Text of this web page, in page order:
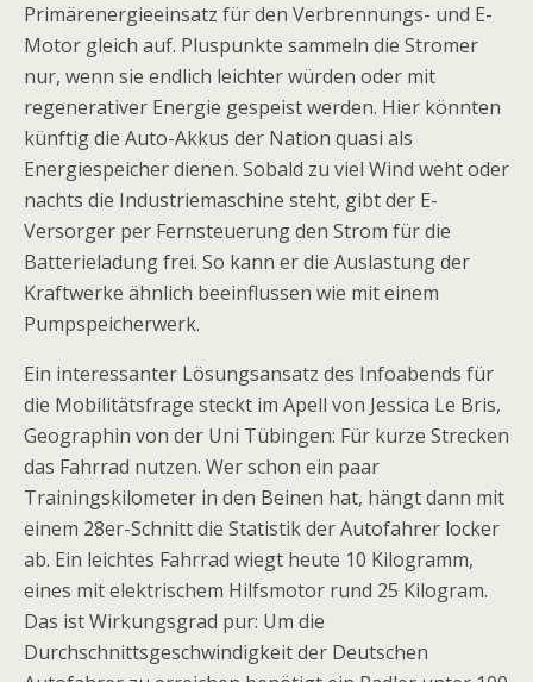
Primärenergieeinsatz für den Verbrennungs- und E-
Motor gleich auf. Pluspunkte sammeln die Stromer
nur, wenn sie endlich leichter würden oder mit
regenerativer Energie gespeist werden. Hier könnten
künftig die Auto-Akkus der Nation quasi als
Energiespeicher dienen. Sobald zu viel Wind weht oder
nachts die Industriemaschine steht, gibt der E-
Versorger per Fernsteuerung den Strom für die
Batterieladung frei. So kann er die Auslastung der
Kraftwerke ähnlich beeinflussen wie mit einem
Pumpspeicherwerk.
Ein interessanter Lösungsansatz des Infoabends für
die Mobilitätsfrage steckt im Apell von Jessica Le Bris,
Geographin von der Uni Tübingen: Für kurze Strecken
das Fahrrad nutzen. Wer schon ein paar
Trainingskilometer in den Beinen hat, hängt dann mit
einem 28er-Schnitt die Statistik der Autofahrer locker
ab. Ein leichtes Fahrrad wiegt heute 10 Kilogramm,
eines mit elektrischem Hilfsmotor rund 25 Kilogram.
Das ist Wirkungsgrad pur: Um die
Durchschnittsgeschwindigkeit der Deutschen